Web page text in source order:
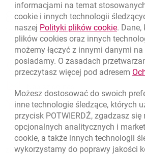
Nawigacja dolna
Zadzwoń do nas
801 331 331
(+48) 22 598 40 40
Znajdź placówkę lub bankomat
Oceń nas otwiera się w nowej
Złóż wniosek przez internet
informacjami na temat
cookie i innych technologii
naszej Polityki plików cookielink
.
plików cookies oraz innych
możemy łączyć z innymi danymi
posiadamy. O zasadach
przeczytasz więcej pod adresem
Możesz dostosować do swoich
inne technologie śledzące, których
przycisk POTWIERDŹ, zgadzasz
opcjonalnych analitycznych i
cookie, a także innych technologii
wykorzystamy do poprawy jakości